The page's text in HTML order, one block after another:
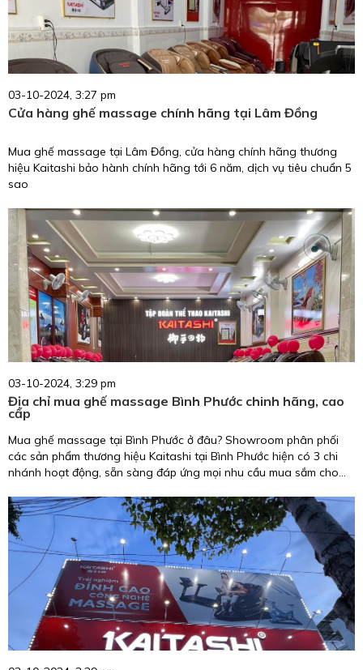
03-10-2024, 3:27 pm
Cửa hàng ghế massage chính hãng tại Lâm Đồng
Mua ghế massage tại Lâm Đồng, cửa hàng chính hãng thương
hiệu Kaitashi bảo hành chính hãng tới 6 năm, dịch vụ tiêu chuẩn 5
sao
03-10-2024, 3:29 pm
Địa chỉ mua ghế massage Bình Phước chinh hãng, cao
cấp
Mua ghế massage tại Bình Phước ở đâu? Showroom phân phối
các sản phẩm thương hiệu Kaitashi tại Bình Phước hiện có 3 chi
nhánh hoạt động, sẵn sàng đáp ứng mọi nhu cầu mua sắm cho